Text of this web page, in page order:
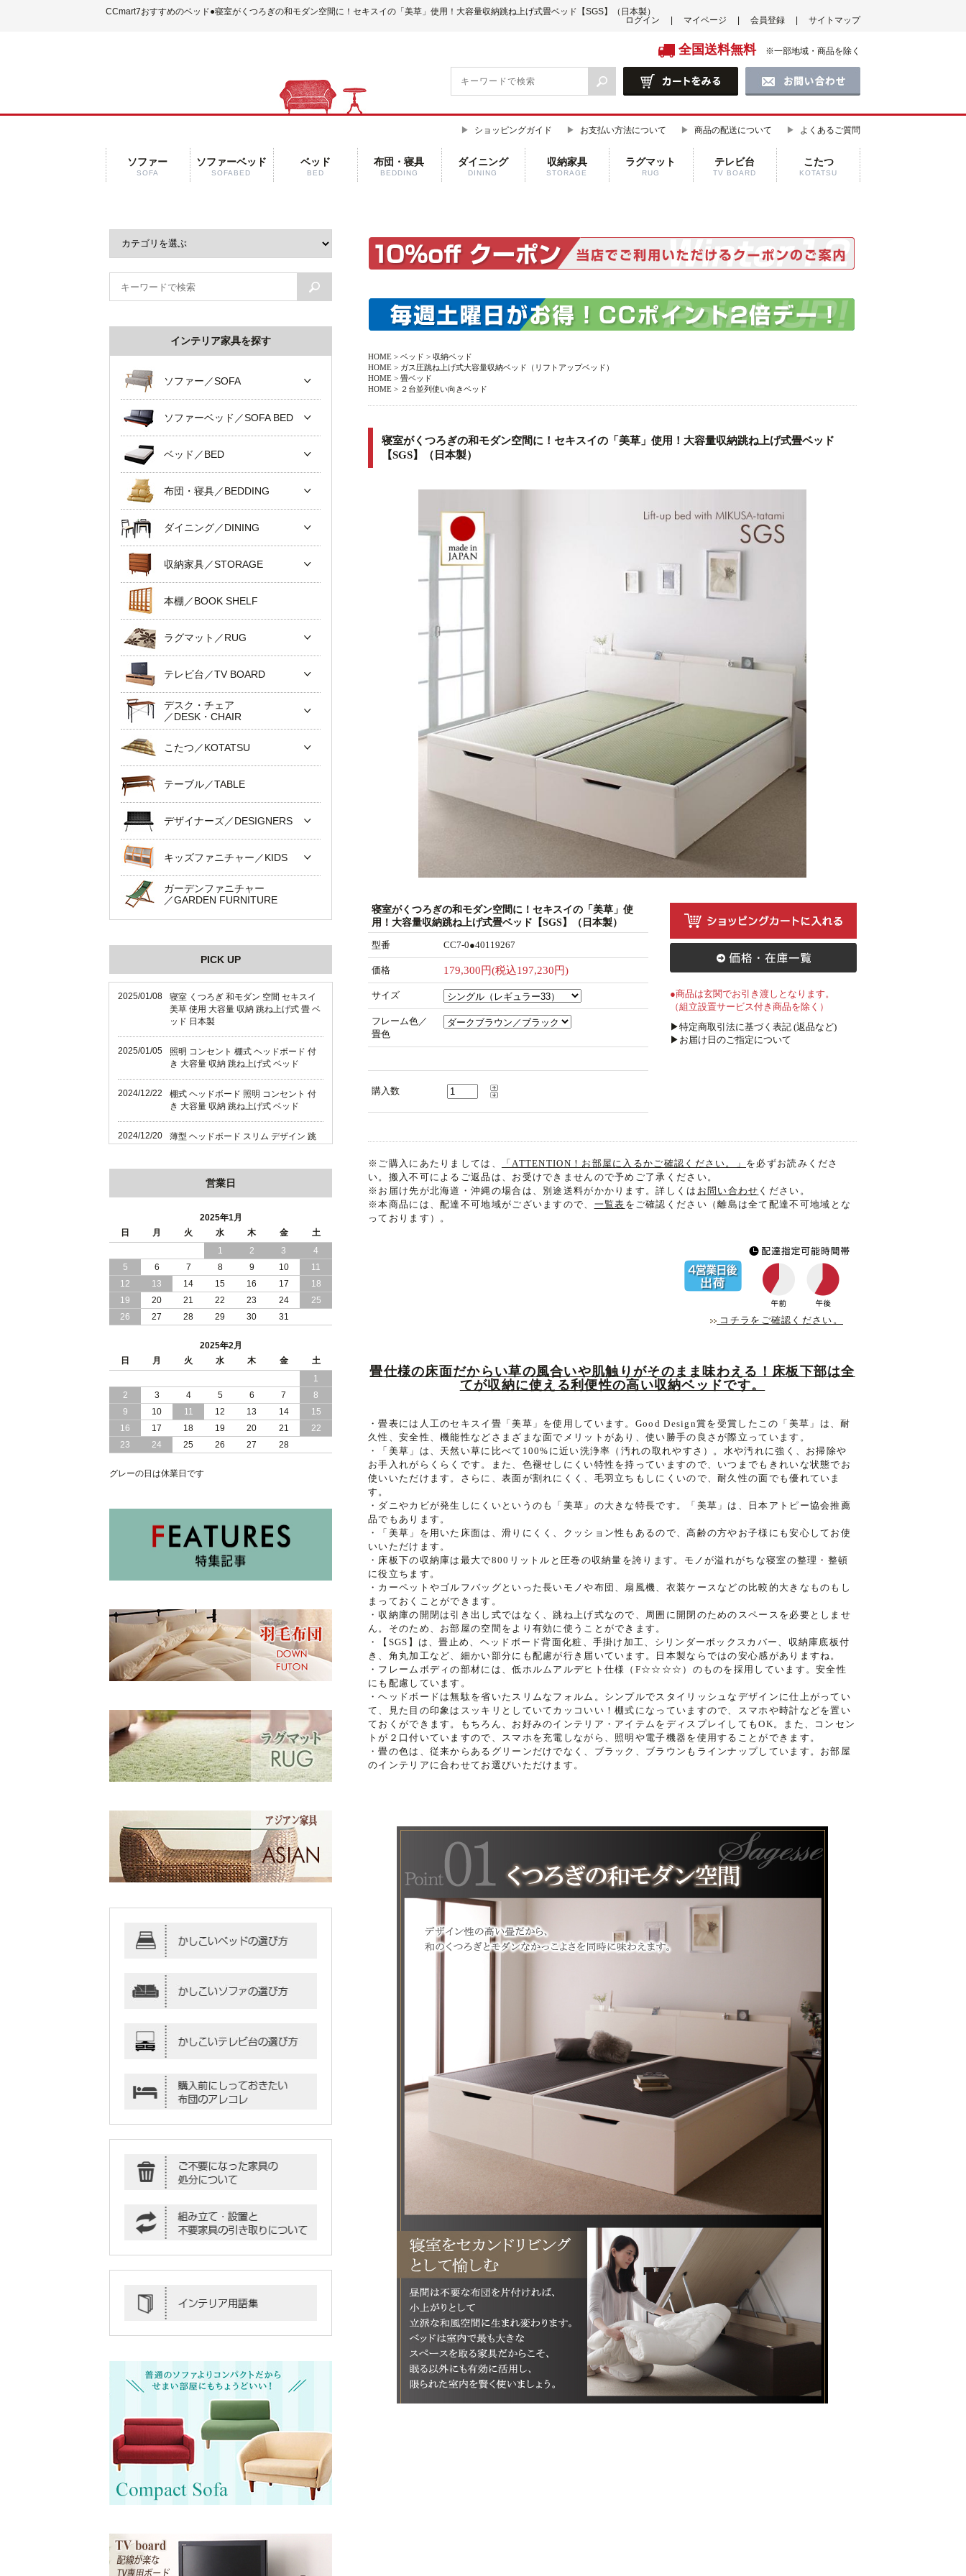
CCmart7おすすめのベッド●寝室がくつろぎの和モダン空間に！セキスイの「美草」使用！大容量収納跳ね上げ式畳ベッド【SGS】（日本製）
ログイン
マイページ 会員登録 サイトマップ
全国送料無料 ※一部地域・商品を除く
ショッピングガイド お支払い方法について 商品の配送について よくあるご質問
ソファー
SOFA
ソファーベッド
SOFABED
ベッド
BED
布団・寝具
BEDDING
ダイニング
DINING
収納家具
STORAGE
ラグマット
RUG
テレビ台
TV BOARD
こたつ
KOTATSU
HOME > ベッド > 収納ベッド
HOME > ガス圧跳ね上げ式大容量収納ベッド（リフトアップベッド）
HOME > 畳ベッド
HOME > ２台並列使い向きベッド
寝室がくつろぎの和モダン空間に！セキスイの「美草」使用！大容量収納跳ね上げ式畳ベッド
【SGS】（日本製）
寝室がくつろぎの和モダン空間に！セキスイの「美草」使
用！大容量収納跳ね上げ式畳ベッド【SGS】（日本製）
型番 CC7-0●40119267
価格 179,300円(税込197,230円)
サイズ
フレーム色／
畳色
購入数
●商品は玄関でお引き渡しとなります。
（組立設置サービス付き商品を除く）
▶特定商取引法に基づく表記 (返品など)
▶お届け日のご指定について
※ご購入にあたりましては、 「ATTENTION！お部屋に入るかご確認ください。」 を必ずお読みくださ
い。搬入不可によるご返品は、お受けできませんので予めご了承ください。
※お届け先が北海道・沖縄の場合は、別途送料がかかります。詳しくは お問い合わせ ください。
※本商品には、配達不可地域がございますので、 一覧表 をご確認ください（離島は全て配達不可地域とな
っております）。
コチラをご確認ください。
畳仕様の床面だからい草の風合いや肌触りがそのまま味わえる！床板下部は全
てが収納に使える利便性の高い収納ベッドです。
・畳表には人工のセキスイ畳「美草」を使用しています。Good Design賞を受賞したこの「美草」は、耐
久性、安全性、機能性などさまざまな面でメリットがあり、使い勝手の良さが際立っています。
・「美草」は、天然い草に比べて100%に近い洗浄率（汚れの取れやすさ）。水や汚れに強く、お掃除や
お手入れがらくらくです。また、色褪せしにくい特性を持っていますので、いつまでもきれいな状態でお
使いいただけます。さらに、表面が割れにくく、毛羽立ちもしにくいので、耐久性の面でも優れていま
す。
・ダニやカビが発生しにくいというのも「美草」の大きな特長です。「美草」は、日本アトピー協会推薦
品でもあります。
・「美草」を用いた床面は、滑りにくく、クッション性もあるので、高齢の方やお子様にも安心してお使
いいただけます。
・床板下の収納庫は最大で800リットルと圧巻の収納量を誇ります。モノが溢れがちな寝室の整理・整頓
に役立ちます。
・カーペットやゴルフバッグといった長いモノや布団、扇風機、衣装ケースなどの比較的大きなものもし
まっておくことができます。
・収納庫の開閉は引き出し式ではなく、跳ね上げ式なので、周囲に開閉のためのスペースを必要としませ
ん。そのため、お部屋の空間をより有効に使うことができます。
・【SGS】は、畳止め、ヘッドボード背面化粧、手掛け加工、シリンダーボックスカバー、収納庫底板付
き、角丸加工など、細かい部分にも配慮が行き届いています。日本製ならではの安心感がありますね。
・フレームボディの部材には、低ホルムアルデヒト仕様（F☆☆☆☆）のものを採用しています。安全性
にも配慮しています。
・ヘッドボードは無駄を省いたスリムなフォルム。シンプルでスタイリッシュなデザインに仕上がってい
て、見た目の印象はスッキリとしていてカッコいい！棚式になっていますので、スマホや時計などを置い
ておくができます。もちろん、お好みのインテリア・アイテムをディスプレイしてもOK。また、コンセン
トが２口付いていますので、スマホを充電しながら、照明や電子機器を使用することができます。
・畳の色は、従来からあるグリーンだけでなく、ブラック、ブラウンもラインナップしています。お部屋
のインテリアに合わせてお選びいただけます。
インテリア家具を探す
ソファー／SOFA
ソファーベッド／SOFA BED
ベッド／BED
布団・寝具／BEDDING
ダイニング／DINING
収納家具／STORAGE
本棚／BOOK SHELF
ラグマット／RUG
テレビ台／TV BOARD
デスク・チェア
／DESK・CHAIR
こたつ／KOTATSU
テーブル／TABLE
デザイナーズ／DESIGNERS
キッズファニチャー／KIDS
ガーデンファニチャー
／GARDEN FURNITURE
PICK UP
2025/01/08
寝室 くつろぎ 和モダン 空間 セキスイ
美草 使用 大容量 収納 跳ね上げ式 畳 ベ
ッド 日本製
2025/01/05
照明 コンセント 棚式 ヘッドボード 付
き 大容量 収納 跳ね上げ式 ベッド
2024/12/22
棚式 ヘッドボード 照明 コンセント 付
き 大容量 収納 跳ね上げ式 ベッド
2024/12/20
薄型 ヘッドボード スリム デザイン 跳
薄型 ヘッドボード スリム デザイン 跳
2024/12/17
便利な 棚 モダンライト コンセント 付
き 大容量 収納 リフトアップ ベッド 横
開き 日本製
2024/11/07
便利な 棚 モダンライト コンセント 付
き 大容量 収納 リフトアップ 縦開き 日
本製 ベッド
女性人気 日本製 コンパクト な ショー
トサイズ 跳ね上げ 収納 ベッド 横開き
2024/10/17
日本製 コンパクト な ショートサイズ
跳ね上げ 収納 ベッド 横開き ヘッドボ
ード無し
ード 跳ね上げ式 大容量 収納 ベッド
営業日
2025年1月
日
月 火 水 木 金
土
1
2 3
4
5
6 7 8 9 10
11
12
13 14 15 16 17
18
19
20 21 22 23 24
25
26
27 28 29 30 31
2025年2月
日
月 火 水 木 金
土
1
2
3 4 5 6 7
8
9
10 11 12 13 14
15
16
17 18 19 20 21
22
23
24 25 26 27 28
グレーの日は休業日です